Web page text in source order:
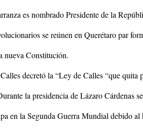
es nombrado Presidente de la
se reúnen en Querétaro par
nueva Constitución.
decretó la “Ley de Calles “que
la presidencia de Lázaro Cárdenas
en la Segunda Guerra Mundial debido al